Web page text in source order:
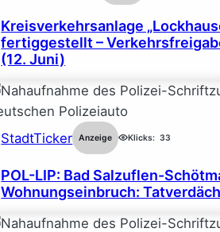
Kreisverkehrsanlage
fertiggestellt –
(12. Juni)
StadtTicker Anzeige Klicks: 33
POL-LIP: Bad Salzuflen-
Wohnungseinbruch: